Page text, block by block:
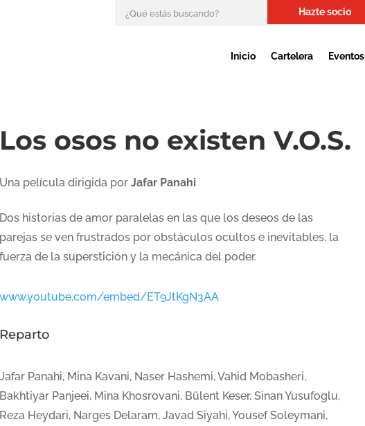
Hazte socio
Inicio Cartelera Eventos
Los osos no existen V.O.S.
Una película dirigida por Jafar Panahi
Dos historias de amor paralelas en las que los deseos de las
parejas se ven frustrados por obstáculos ocultos e inevitables, la
fuerza de la superstición y la mecánica del poder.
www.youtube.com/embed/ET9JtKgN3AA
Reparto
Jafar Panahi, Mina Kavani, Naser Hashemi, Vahid Mobasheri,
Bakhtiyar Panjeei, Mina Khosrovani, Bülent Keser, Sinan Yusufoglu,
Reza Heydari, Narges Delaram, Javad Siyahi, Yousef Soleymani,